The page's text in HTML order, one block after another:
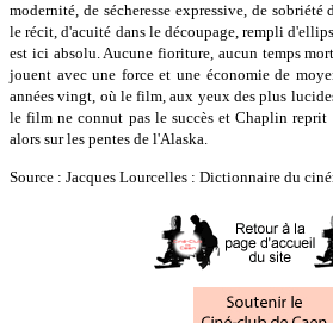
modernité, de sécheresse expressive, de
le récit, d'acuité dans le découpage, rempli
est ici absolu. Aucune fioriture, aucun temps
jouent avec une force et une économie de
années vingt, où le film, aux yeux des plus
le film ne connut pas le succès et Chaplin reprit
alors sur les pentes de l'Alaska.
Source : Jacques Lourcelles : Dictionnaire du